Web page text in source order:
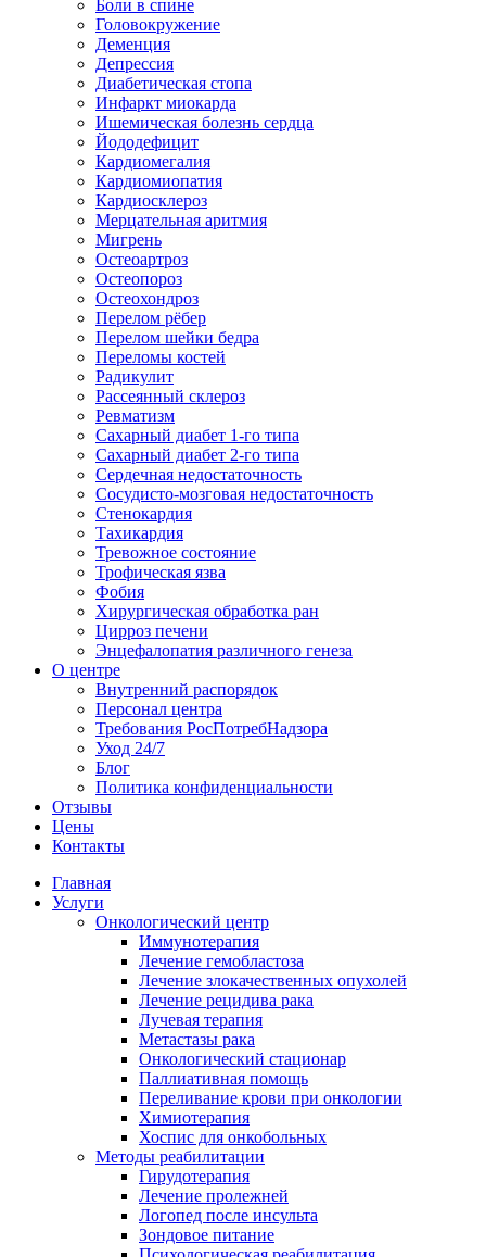
Боли в спине
Головокружение
Деменция
Депрессия
Диабетическая стопа
Инфаркт миокарда
Ишемическая болезнь сердца
Йододефицит
Кардиомегалия
Кардиомиопатия
Кардиосклероз
Мерцательная аритмия
Мигрень
Остеоартроз
Остеопороз
Остеохондроз
Перелом рёбер
Перелом шейки бедра
Переломы костей
Радикулит
Рассеянный склероз
Ревматизм
Сахарный диабет 1-го типа
Сахарный диабет 2-го типа
Сердечная недостаточность
Сосудисто-мозговая недостаточность
Стенокардия
Тахикардия
Тревожное состояние
Трофическая язва
Фобия
Хирургическая обработка ран
Цирроз печени
Энцефалопатия различного генеза
О центре
Внутренний распорядок
Персонал центра
Требования РосПотребНадзора
Уход 24/7
Блог
Политика конфиденциальности
Отзывы
Цены
Контакты
Главная
Услуги
Онкологический центр
Иммунотерапия
Лечение гемобластоза
Лечение злокачественных опухолей
Лечение рецидива рака
Лучевая терапия
Метастазы рака
Онкологический стационар
Паллиативная помощь
Переливание крови при онкологии
Химиотерапия
Хоспис для онкобольных
Методы реабилитации
Гирудотерапия
Лечение пролежней
Логопед после инсульта
Зондовое питание